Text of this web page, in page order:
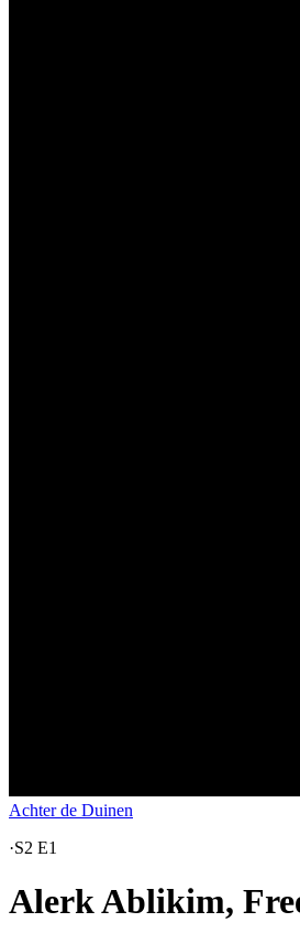
Achter de Duinen
·S2 E1
Alerk Ablikim,